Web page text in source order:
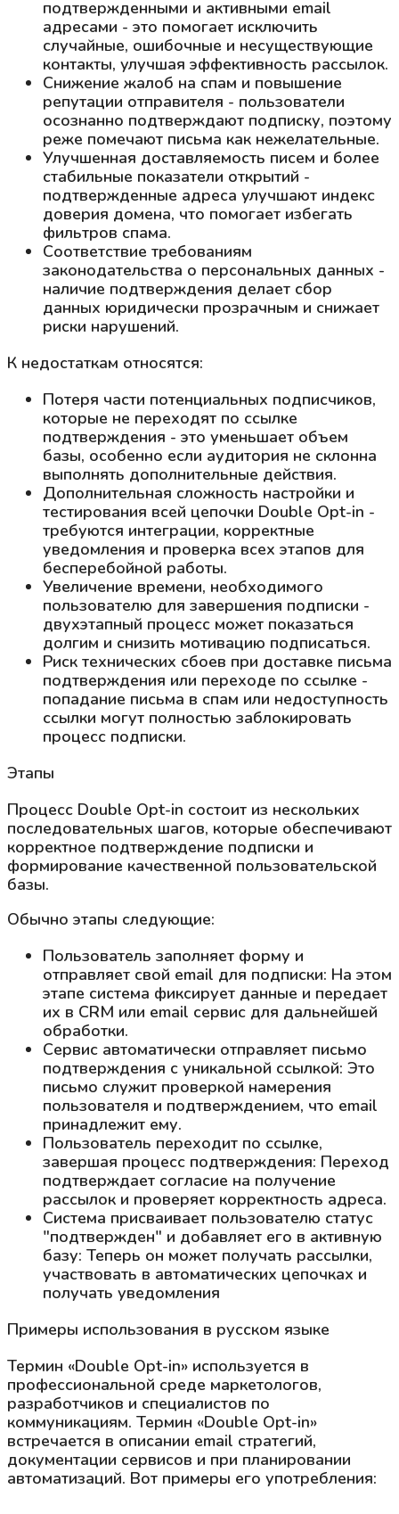
подтвержденными и активными email
адресами - это помогает исключить
случайные, ошибочные и несуществующие
контакты, улучшая эффективность рассылок.
Снижение жалоб на спам и повышение
репутации отправителя - пользователи
осознанно подтверждают подписку, поэтому
реже помечают письма как нежелательные.
Улучшенная доставляемость писем и более
стабильные показатели открытий -
подтвержденные адреса улучшают индекс
доверия домена, что помогает избегать
фильтров спама.
Соответствие требованиям
законодательства о персональных данных -
наличие подтверждения делает сбор
данных юридически прозрачным и снижает
риски нарушений.
К недостаткам относятся:
Потеря части потенциальных подписчиков,
которые не переходят по ссылке
подтверждения - это уменьшает объем
базы, особенно если аудитория не склонна
выполнять дополнительные действия.
Дополнительная сложность настройки и
тестирования всей цепочки Double Opt-in -
требуются интеграции, корректные
уведомления и проверка всех этапов для
бесперебойной работы.
Увеличение времени, необходимого
пользователю для завершения подписки -
двухэтапный процесс может показаться
долгим и снизить мотивацию подписаться.
Риск технических сбоев при доставке письма
подтверждения или переходе по ссылке -
попадание письма в спам или недоступность
ссылки могут полностью заблокировать
процесс подписки.
Этапы
Процесс Double Opt-in состоит из нескольких
последовательных шагов, которые обеспечивают
корректное подтверждение подписки и
формирование качественной пользовательской
базы.
Обычно этапы следующие:
Пользователь заполняет форму и
отправляет свой email для подписки: На этом
этапе система фиксирует данные и передает
их в CRM или email сервис для дальнейшей
обработки.
Сервис автоматически отправляет письмо
подтверждения с уникальной ссылкой: Это
письмо служит проверкой намерения
пользователя и подтверждением, что email
принадлежит ему.
Пользователь переходит по ссылке,
завершая процесс подтверждения: Переход
подтверждает согласие на получение
рассылок и проверяет корректность адреса.
Система присваивает пользователю статус
"подтвержден" и добавляет его в активную
базу: Теперь он может получать рассылки,
участвовать в автоматических цепочках и
получать уведомления
Примеры использования в русском языке
Термин «Double Opt-in» используется в
профессиональной среде маркетологов,
разработчиков и специалистов по
коммуникациям. Термин «Double Opt-in»
встречается в описании email стратегий,
документации сервисов и при планировании
автоматизаций. Вот примеры его употребления: